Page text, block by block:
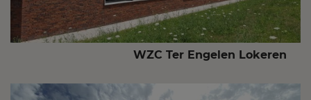
WZC Ter Engelen Lokeren